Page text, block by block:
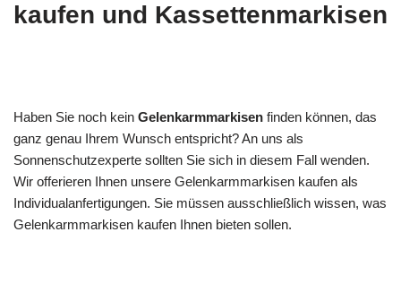
kaufen und Kassettenmarkisen
Haben Sie noch kein Gelenkarmmarkisen finden können, das
ganz genau Ihrem Wunsch entspricht? An uns als
Sonnenschutzexperte sollten Sie sich in diesem Fall wenden.
Wir offerieren Ihnen unsere Gelenkarmmarkisen kaufen als
Individualanfertigungen. Sie müssen ausschließlich wissen, was
Gelenkarmmarkisen kaufen Ihnen bieten sollen.